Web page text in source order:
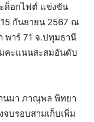
ด็อกไฟต์ แข่งขัน
กันยายน 2567 ณ
พาร์ 71 จ.ปทุมธานี
มคะแนนสะสมอันดับ
นมา ภาณุพล พิทยา
จบรอบสามเก็บเพิ่ม